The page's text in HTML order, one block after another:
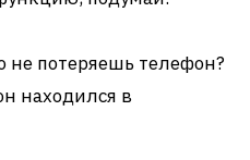
не потеряешь телефон?
находился в